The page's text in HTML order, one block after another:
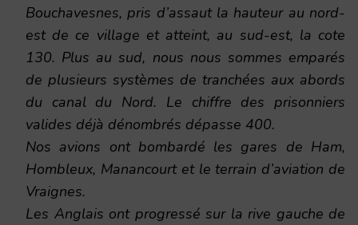
Bouchavesnes, pris d’assaut la hauteur au nord-
est de ce village et atteint, au sud-est, la cote
130. Plus au sud, nous nous sommes emparés
de plusieurs systèmes de tranchées aux abords
du canal du Nord. Le chiffre des prisonniers
valides déjà dénombrés dépasse 400.
Nos avions ont bombardé les gares de Ham,
Hombleux, Manancourt et le terrain d’aviation de
Vraignes.
Les Anglais ont progressé sur la rive gauche de